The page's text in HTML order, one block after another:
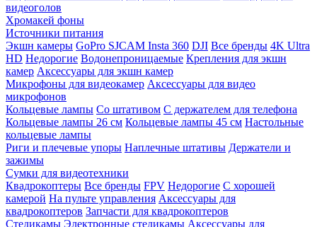
видеоголов
Хромакей фоны
Источники питания
Экшн камеры GoPro SJCAM Insta 360 DJI Все бренды 4K Ultra
HD Недорогие Водонепроницаемые Крепления для экшн
камер Аксессуары для экшн камер
Микрофоны для видеокамер Аксессуары для видео
микрофонов
Кольцевые лампы Со штативом C держателем для телефона
Кольцевые лампы 26 см Кольцевые лампы 45 см Настольные
кольцевые лампы
Риги и плечевые упоры Наплечные штативы Держатели и
зажимы
Сумки для видеотехники
Квадрокоптеры Все бренды FPV Недорогие С хорошей
камерой На пульте управления Аксессуары для
квадрокоптеров Запчасти для квадрокоптеров
Стедикамы Электронные стедикамы Аксессуары для